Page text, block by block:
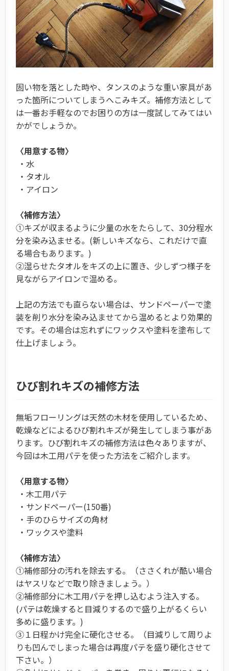
固い物を落とした時や、タンスのような重い家具があ
った箇所についてしまうへこみキズ。補修方法として
は一番お手軽なのでお困りの方は一度試してみてはい
かがでしょうか。
〈用意する物〉
・水
・タオル
・アイロン
〈補修方法〉
①キズが収まるように少量の水をたらして、30分程水
分を染み込ませる。(新しいキズなら、これだけで直
る場合もあります。)
②湿らせたタオルをキズの上に置き、少しずつ様子を
見ながらアイロンで温める。
上記の方法でも直らない場合は、サンドペーパーで塗
装を削り水分を染み込ませてから温めるとより効果的
です。その場合は忘れずにワックスや塗料を塗布して
仕上げましょう。
ひび割れキズの補修方法
無垢フローリングは天然の木材を使用しているため、
乾燥などによるひび割れキズが発生してしまう事があ
ります。ひび割れキズの補修方法は色々ありますが、
今回は木工用パテを使った方法をご紹介します。
〈用意する物〉
・木工用パテ
・サンドペーパー(150番)
・手のひらサイズの角材
・ワックスや塗料
〈補修方法〉
①補修部分の汚れを除去する。（ささくれが酷い場合
はヤスリなどで取り除きましょう。）
②補修部分に木工用パテを押し込むよう注入する。
(パテは乾燥すると目減りするので盛り上がるくらい
多めに盛ります。)
③１日程かけ完全に硬化させる。（目減りして周りよ
りも凹んでしまった場合は再度パテを盛り硬化させて
下さい。）